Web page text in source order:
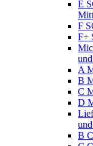
E
F
F+
A
B
C
D
B